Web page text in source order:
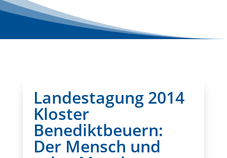
Landestagung 2014
Kloster
Benediktbeuern:
Der Mensch und